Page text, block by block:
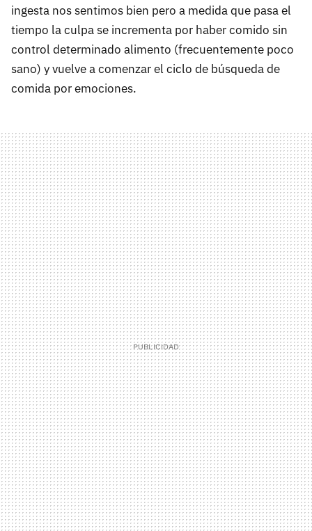
ingesta nos sentimos bien pero a medida que pasa el
tiempo la culpa se incrementa por haber comido sin
control determinado alimento (frecuentemente poco
sano) y vuelve a comenzar el ciclo de búsqueda de
comida por emociones.